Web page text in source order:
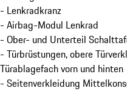
- Lenkradkranz
- Airbag-Modul Lenkrad
- Ober- und Unterteil
- Türbrüstungen, obere
Türablagefach vorn und hinten
- Seitenverkleidung